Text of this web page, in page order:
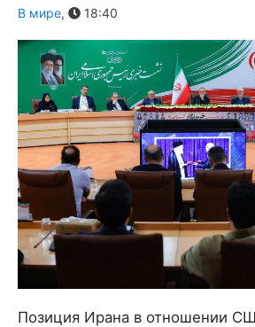
В мире, 18:40
Позиция Ирана в отношении